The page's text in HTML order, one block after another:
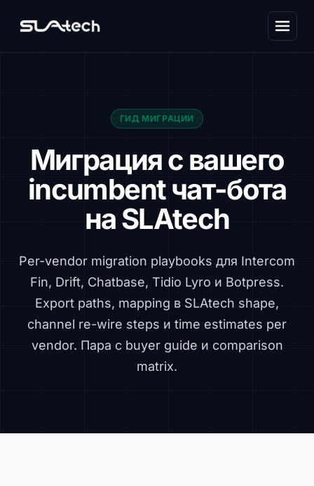
ГИД МИГРАЦИИ
Миграция с вашего
incumbent чат-бота
на SLAtech
Per-vendor migration playbooks для Intercom
Fin, Drift, Chatbase, Tidio Lyro и Botpress.
Export paths, mapping в SLAtech shape,
channel re-wire steps и time estimates per
vendor. Пара с buyer guide и comparison
matrix.